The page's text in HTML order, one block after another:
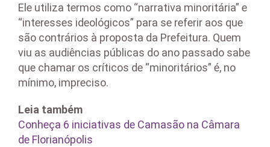
Ele utiliza termos como “narrativa minoritária” e
“interesses ideológicos” para se referir aos que
são contrários à proposta da Prefeitura. Quem
viu as audiências públicas do ano passado sabe
que chamar os críticos de “minoritários” é, no
mínimo, impreciso.
Leia também
Conheça 6 iniciativas de Camasão na Câmara
de Florianópolis